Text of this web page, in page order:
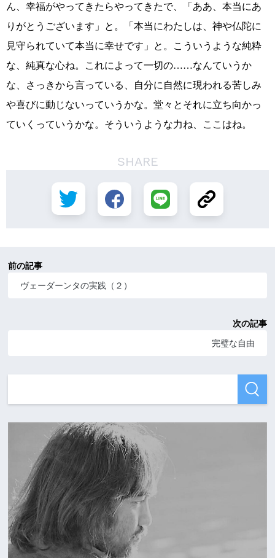
ん、幸福がやってきたらやってきたで、「ああ、本当にあ
りがとうございます」と。「本当にわたしは、神や仏陀に
見守られていて本当に幸せです」と。こういうような純粋
な、純真な心ね。これによって一切の……なんていうか
な、さっきから言っている、自分に自然に現われる苦しみ
や喜びに動じないっていうかな。堂々とそれに立ち向かっ
ていくっていうかな。そういうような力ね、ここはね。
SHARE
前の記事
ヴェーダーンタの実践（２）
次の記事
完璧な自由